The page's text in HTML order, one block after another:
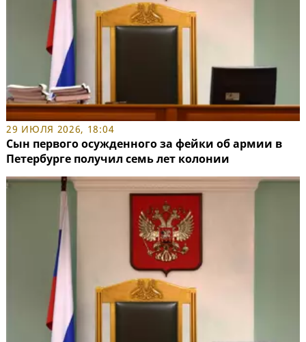
29 ИЮЛЯ 2026, 18:04
Сын первого осужденного за фейки об армии в
Петербурге получил семь лет колонии